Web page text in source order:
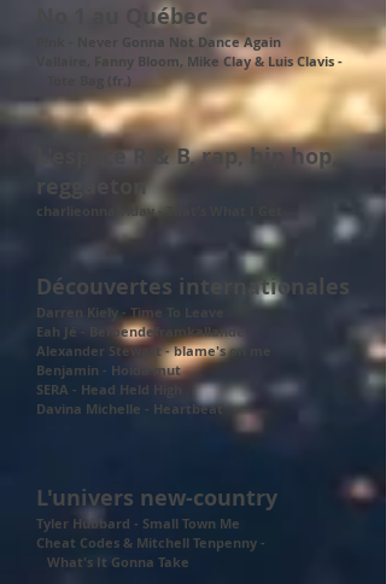
No 1 au Québec
P!nk - Never Gonna Not Dance Again
Vallaire, Fanny Bloom, Mike Clay & Luis Clavis -
Tote Bag (fr.)
L'espace R & B, rap, hip hop,
reggaeton
charlieonnafriday - That's What I Get
Découvertes internationales
Darren Kiely - Time To Leave
Eah Jé - Beroendeframkallande
Alexander Stewart - blame's on me
Benjamin - Hoida mut
SERA - Head Held High
Davina Michelle - Heartbeat
L'univers new-country
Tyler Hubbard - Small Town Me
Cheat Codes & Mitchell Tenpenny -
What's It Gonna Take